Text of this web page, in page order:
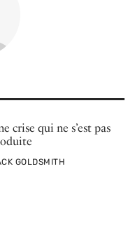
crise qui ne s’est pas
GOLDSMITH